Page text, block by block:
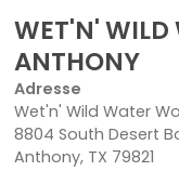
WET'N' WILD
ANTHONY
Adresse
Wet'n' Wild Water
8804 South Desert
Anthony, TX 79821